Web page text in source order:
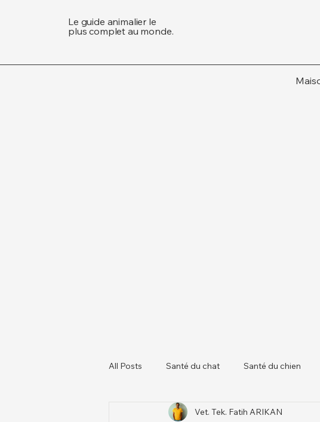
Le guide animalier le
plus complet au monde.
All Posts Santé du chat Santé du chien
À propos des chiens Chats et chiens
Vet. Tek. Fatih ARIKAN